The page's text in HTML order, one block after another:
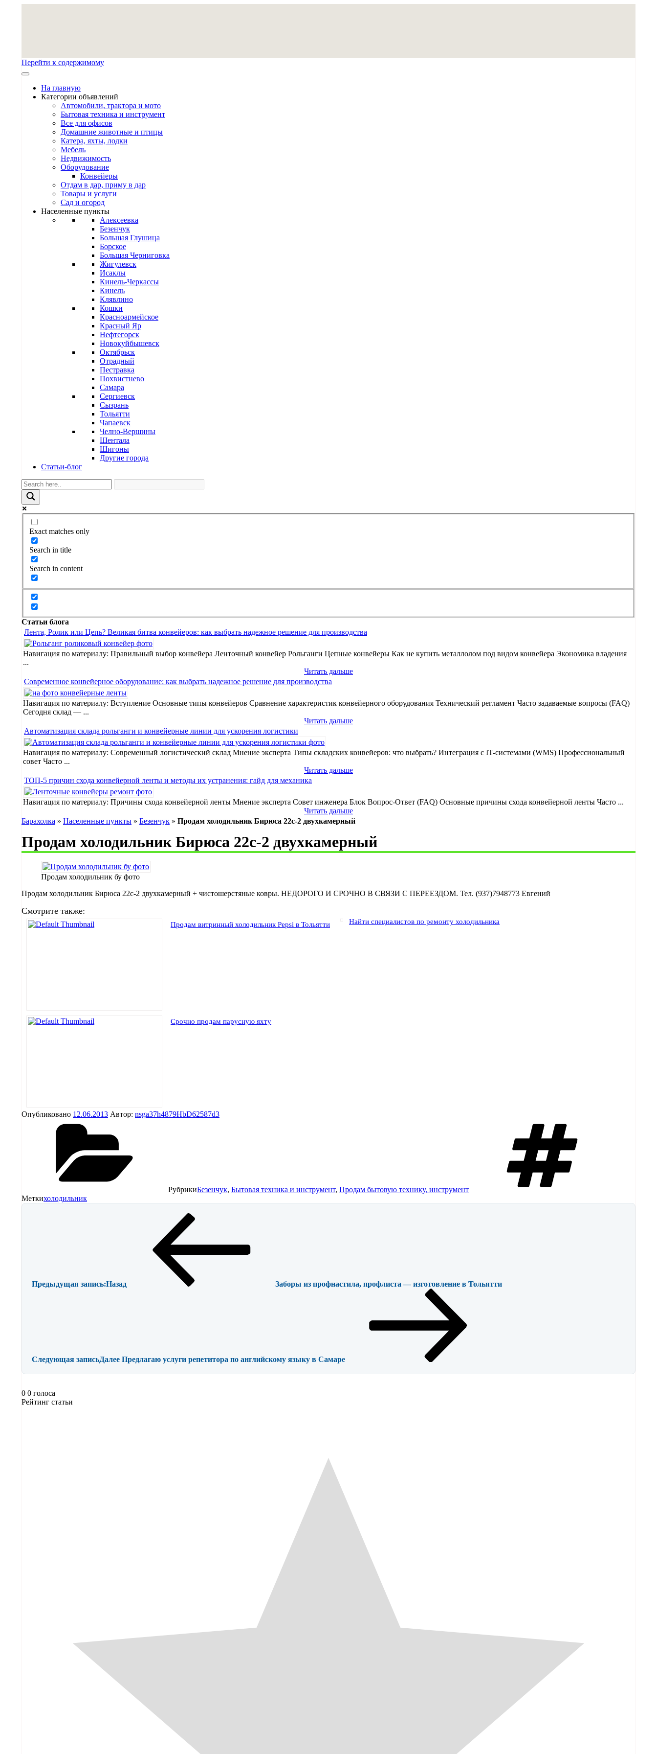
Перейти к содержимому
На главную
Категории объявлений
Автомобили, трактора и мото
Бытовая техника и инструмент
Все для офисов
Домашние животные и птицы
Катера, яхты, лодки
Мебель
Недвижимость
Оборудование
Конвейеры
Отдам в дар, приму в дар
Товары и услуги
Сад и огород
Населенные пункты
Алексеевка
Безенчук
Большая Глушица
Борское
Большая Черниговка
Жигулевск
Исаклы
Кинель-Черкассы
Кинель
Клявлино
Кошки
Красноармейское
Красный Яр
Нефтегорск
Новокуйбышевск
Октябрьск
Отрадный
Пестравка
Похвистнево
Самара
Сергиевск
Сызрань
Тольятти
Чапаевск
Челно-Вершины
Шентала
Шигоны
Другие города
Статьи-блог
Exact matches only
Search in title
Search in content
Статьи блога
Лента, Ролик или Цепь? Великая битва конвейеров: как выбрать надежное решение для производства
Навигация по материалу: Правильный выбор конвейера Ленточный конвейер Рольганги Цепные конвейеры Как не купить металлолом под видом конвейера Экономика владения
...
Читать дальше
Современное конвейерное оборудование: как выбрать надежное решение для производства
Навигация по материалу: Вступление Основные типы конвейеров Сравнение характеристик конвейерного оборудования Технический регламент Часто задаваемые вопросы (FAQ)
Сегодня склад — ...
Читать дальше
Автоматизация склада рольганги и конвейерные линии для ускорения логистики
Навигация по материалу: Современный логистический склад Мнение эксперта Типы складских конвейеров: что выбрать? Интеграция с IT-системами (WMS) Профессиональный
совет Часто ...
Читать дальше
ТОП-5 причин схода конвейерной ленты и методы их устранения: гайд для механика
Навигация по материалу: Причины схода конвейерной ленты Мнение эксперта Совет инженера Блок Вопрос-Ответ (FAQ) Основные причины схода конвейерной ленты Часто ...
Читать дальше
Барахолка » Населенные пункты » Безенчук » Продам холодильник Бирюса 22с-2 двухкамерный
Продам холодильник Бирюса 22с-2 двухкамерный
Продам холодильник бу фото
Продам холодильник Бирюса 22с-2 двухкамерный + чистошерстяные ковры. НЕДОРОГО И СРОЧНО В СВЯЗИ С ПЕРЕЕЗДОМ. Тел. (937)7948773 Евгений
Смотрите также:
Продам витринный холодильник Pepsi в Тольятти Найти специалистов по ремонту холодильника
Срочно продам парусную яхту
Опубликовано 12.06.2013 Автор: nsga37h4879HbD62587d3
РубрикиБезенчук, Бытовая техника и инструмент, Продам бытовую технику, инструмент
Меткихолодильник
Предыдущая запись:Назад Заборы из профнастила, профлиста — изготовление в Тольятти
Следующая записьДалее Предлагаю услуги репетитора по английскому языку в Самаре
0 0 голоса
Рейтинг статьи